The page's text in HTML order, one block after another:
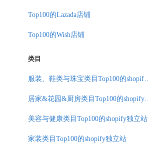
Top100的Lazada店铺
Top100的Wish店铺
类目
美容与健康类目Top100的shopify独立站
家装类目Top100的shopify独立站